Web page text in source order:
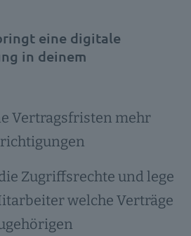
eine digitale
in deinem
Vertragsfristen mehr
Zugriffsrechte und lege
welche Verträge